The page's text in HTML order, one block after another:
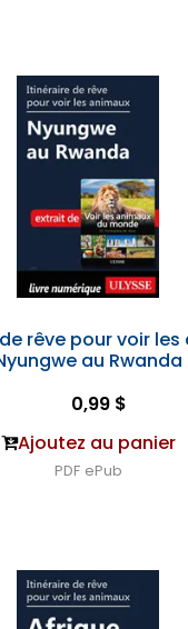
rêve pour voir les
au Rwanda
0,99 $
Ajoutez au panier
PDF ePub